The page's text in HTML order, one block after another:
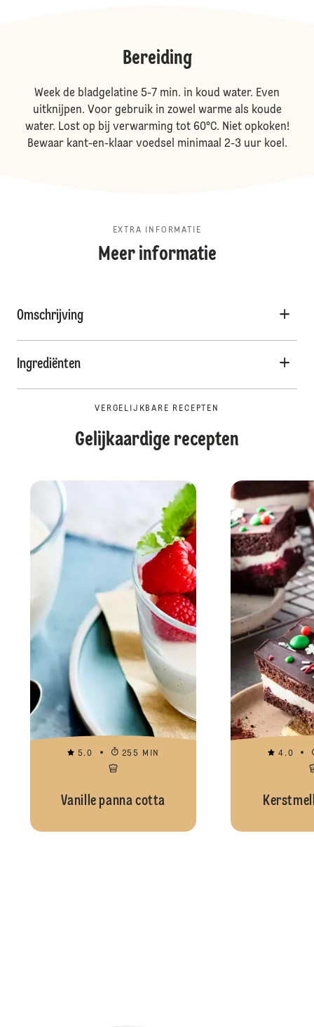
Bereiding
Week de bladgelatine 5-7 min. in koud water. Even
uitknijpen. Voor gebruik in zowel warme als koude
water. Lost op bij verwarming tot 60°C. Niet opkoken!
Bewaar kant-en-klaar voedsel minimaal 2-3 uur koel.
EXTRA INFORMATIE
Meer informatie
Omschrijving
Ingrediënten
VERGELIJKBARE RECEPTEN
Gelijkaardige recepten
5.0 255 MIN
Vanille panna cotta
4.0